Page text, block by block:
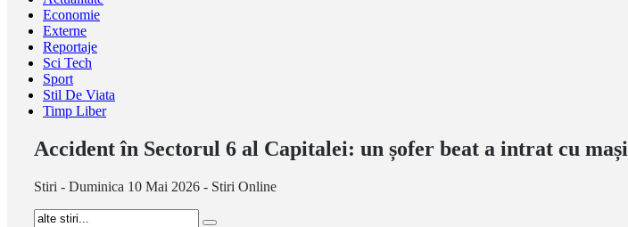
Economie
Externe
Reportaje
Sci Tech
Sport
Stil De Viata
Timp Liber
Accident în Sectorul 6 al Capitalei: un șofer beat a intrat cu
Stiri - Duminica 10 Mai 2026 - Stiri Online